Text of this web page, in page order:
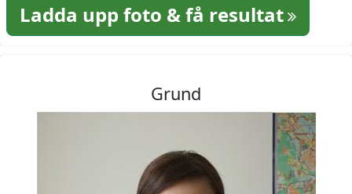
Ladda upp foto & få resultat
Grund